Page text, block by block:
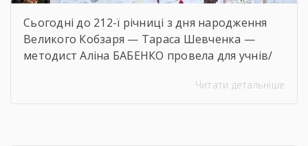
Сьогодні до 212-ї річниці з дня народження
Великого Кобзаря — Тараса Шевченка —
методист Аліна БАБЕНКО провела для учнів/
закладу інтерактивний захід «КобзарЧитати детальніше